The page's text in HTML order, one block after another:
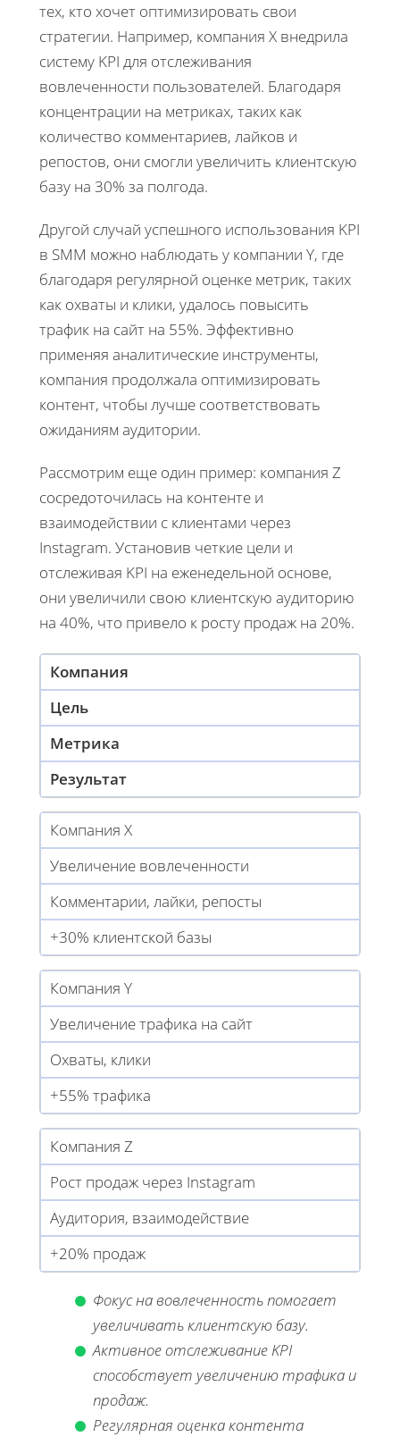
тех, кто хочет оптимизировать свои
стратегии. Например, компания X внедрила
систему KPI для отслеживания
вовлеченности пользователей. Благодаря
концентрации на метриках, таких как
количество комментариев, лайков и
репостов, они смогли увеличить клиентскую
базу на 30% за полгода.
Другой случай успешного использования KPI
в SMM можно наблюдать у компании Y, где
благодаря регулярной оценке метрик, таких
как охваты и клики, удалось повысить
трафик на сайт на 55%. Эффективно
применяя аналитические инструменты,
компания продолжала оптимизировать
контент, чтобы лучше соответствовать
ожиданиям аудитории.
Рассмотрим еще один пример: компания Z
сосредоточилась на контенте и
взаимодействии с клиентами через
Instagram. Установив четкие цели и
отслеживая KPI на еженедельной основе,
они увеличили свою клиентскую аудиторию
на 40%, что привело к росту продаж на 20%.
Компания
Цель
Метрика
Результат
Компания X
Увеличение вовлеченности
Комментарии, лайки, репосты
+30% клиентской базы
Компания Y
Увеличение трафика на сайт
Охваты, клики
+55% трафика
Компания Z
Рост продаж через Instagram
Аудитория, взаимодействие
+20% продаж
Фокус на вовлеченность помогает
увеличивать клиентскую базу.
Активное отслеживание KPI
способствует увеличению трафика и
продаж.
Регулярная оценка контента